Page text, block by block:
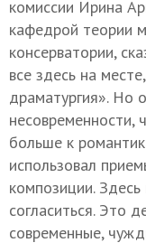
комиссии Ирина
кафедрой теории
консерватории,
все здесь на
драматургия». Но
несовременности,
больше к
использовал
композиции.
согласиться. Это
современные,